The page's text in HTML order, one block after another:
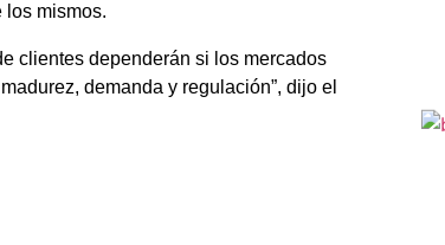
los mismos.
clientes dependerán si los mercados
demanda y regulación”, dijo el